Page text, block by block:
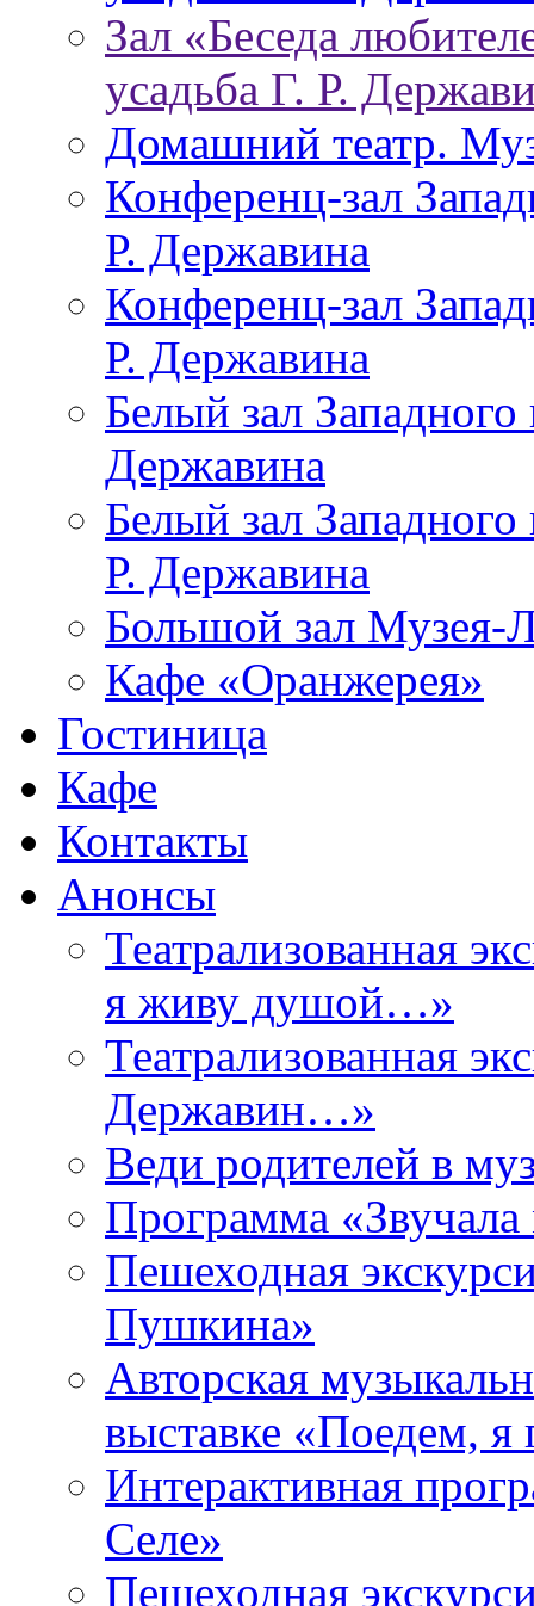
Зал «Беседа
усадьба Г. Р.
Домашний театр.
Конференц-зал
Р. Державина
Конференц-зал
Р. Державина
Белый зал
Державина
Белый зал
Р. Державина
Большой зал Музея-
Кафе «Оранжерея»
Гостиница
Кафе
Контакты
Анонсы
Театрализованная
я живу душой…»
Театрализованная
Державин…»
Веди родителей в
Программа
Пешеходная
Пушкина»
Авторская
выставке «Поедем,
Интерактивная
Селе»
Пешеходная